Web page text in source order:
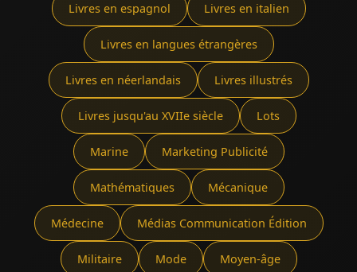
Livres en espagnol Livres en italien
Livres en langues étrangères
Livres en néerlandais Livres illustrés
Livres jusqu'au XVIIe siècle Lots
Marine Marketing Publicité
Mathématiques Mécanique
Médecine Médias Communication Édition
Militaire Mode Moyen-âge